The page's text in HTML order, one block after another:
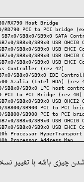
RX790 Host Bridge
RD790 PCI to PCI bridge
SB8x0/SB9x0 SATA
SB8x0/SB9x0 USB
SB8x0/SB9x0 USB EHCI
SB8x0/SB9x0 USB
SB8x0/SB9x0 USB EHCI
Controller (rev 42)
SB8x0/SB9x0 IDE
Azalia (Intel HDA) (rev
SB8x0/SB9x0 LPC host
PCI to PCI Bridge (rev 40)
SB8x0/SB9x0 USB
SB900 PCI to PCI
SB900 PCI to PCI
SB8x0/SB9x0 USB
SB8x0/SB9x0 USB EHCI
Processor
Processor Address Map
Processor Link Control
210] (rev a2)
چیزی باشه با تغییر